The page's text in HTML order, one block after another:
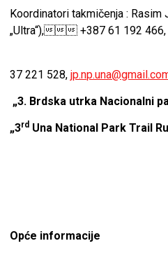
Koordinatori takmičenja : Rasim
„Ultra“), +387 61 192 466,
Nacionalni
37 221 528,
„3. Brdska utrka Nacionalni
„3rd Una National Park Trail
Opće informacije